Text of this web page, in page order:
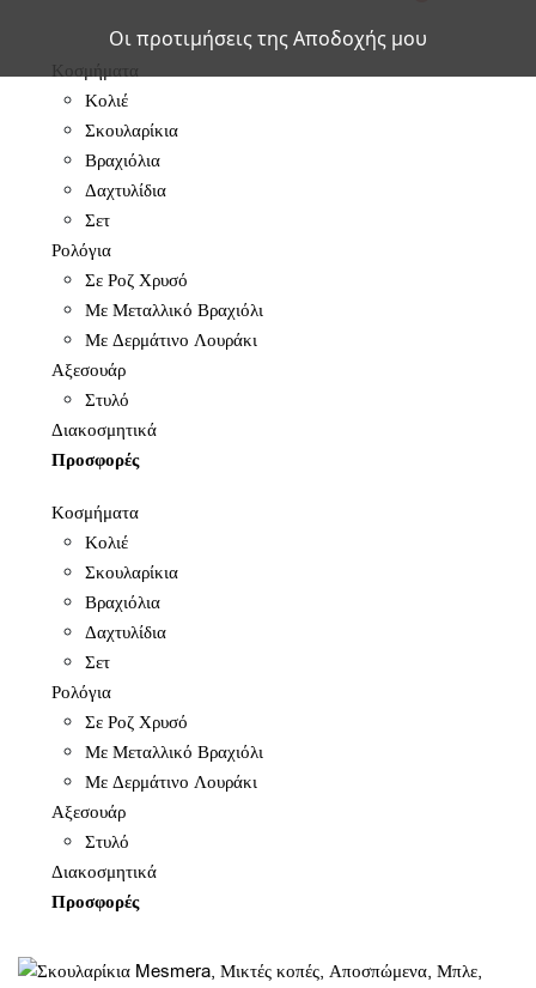
Κοσμήματα
Κολιέ
Σκουλαρίκια
Βραχιόλια
Δαχτυλίδια
Σετ
Ρολόγια
Σε Ροζ Χρυσό
Με Μεταλλικό Βραχιόλι
Με Δερμάτινο Λουράκι
Αξεσουάρ
Στυλό
Διακοσμητικά
Προσφορές
Κοσμήματα
Κολιέ
Σκουλαρίκια
Βραχιόλια
Δαχτυλίδια
Σετ
Ρολόγια
Σε Ροζ Χρυσό
Με Μεταλλικό Βραχιόλι
Με Δερμάτινο Λουράκι
Αξεσουάρ
Στυλό
Διακοσμητικά
Προσφορές
Οι προτιμήσεις της Αποδοχής μου